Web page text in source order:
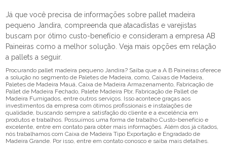
Já que você precisa de informações sobre pallet madeira
pequeno Jandira, compreenda que atacadistas e varejistas
buscam por ótimo custo-benefício e consideram a empresa AB
Paineiras como a melhor solução. Veja mais opções em relação
a pallets a seguir.
Procurando pallet madeira pequeno Jandira? Saiba que a A B Paineiras oferece
a solução no segmento de Paletes de Madeira, como, Caixas de Madeira,
Paletes de Madeira Mauá, Caixa de Madeira Armazenamento, Fabricação de
Pallet de Madeira Fechado, Palete Madeira Pbr, Fabricação de Pallet de
Madeira Fumigados, entre outros serviços. Isso acontece graças aos
investimentos da empresa com ótimos profissionais e instalações de
qualidade, buscando sempre a satisfação do cliente e a excelência em
produtos e trabalhos. Possuímos uma forma de trabalho Custo-benefício e
excelente, entre em contato para obter mais informações. Além dos já citados,
nós trabalhamos com Caixa de Madeira Tipo Exportação e Engradado de
Madeira Grande. Por isso, entre em contato conosco e saiba mais detalhes.